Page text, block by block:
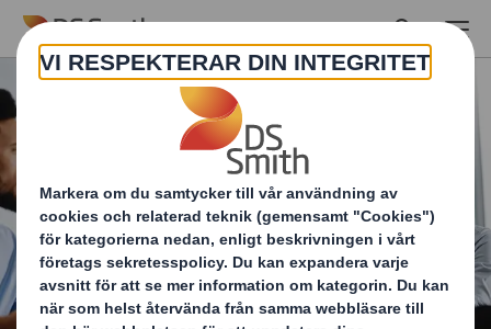
Skip to main content